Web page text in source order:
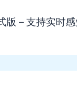
版 – 支持实时